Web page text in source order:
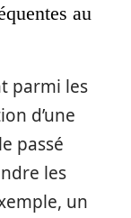
au
parmi les
d’une
passé
les
un